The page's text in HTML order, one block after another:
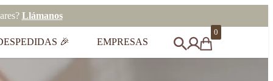
Llámanos
🎉 EMPRESAS
0